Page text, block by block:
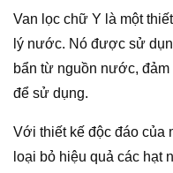
Van lọc chữ Y là một
lý nước. Nó được sử
bẩn từ nguồn nước,
để sử dụng.
Với thiết kế độc đáo của
loại bỏ hiệu quả các hạt